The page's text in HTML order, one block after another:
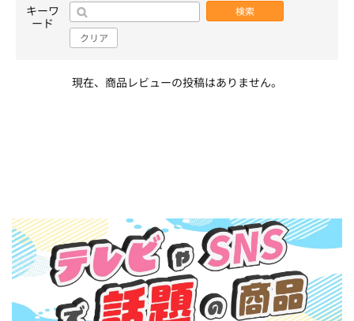
キーワ
ード
検索
クリア
現在、商品レビューの投稿はありません。